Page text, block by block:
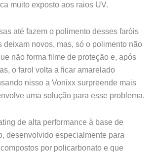
muito exposto aos raios UV.
até fazem o polimento desses faróis
deixam novos, mas, só o polimento não
não forma filme de proteção e, após
o farol volta a ficar amarelado
nisso a Vonixx surpreende mais
uma solução para esse problema.
de alta performance à base de
desenvolvido especialmente para
por policarbonato e que